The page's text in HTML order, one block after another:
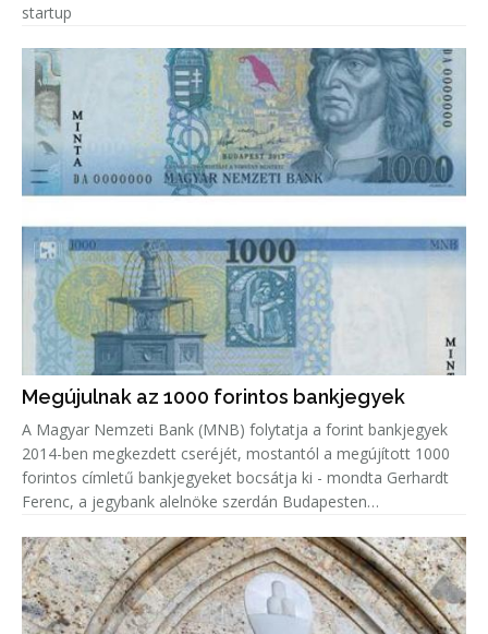
startup
Megújulnak az 1000 forintos bankjegyek
A Magyar Nemzeti Bank (MNB) folytatja a forint bankjegyek
2014-ben megkezdett cseréjét, mostantól a megújított 1000
forintos címletű bankjegyeket bocsátja ki - mondta Gerhardt
Ferenc, a jegybank alelnöke szerdán Budapesten